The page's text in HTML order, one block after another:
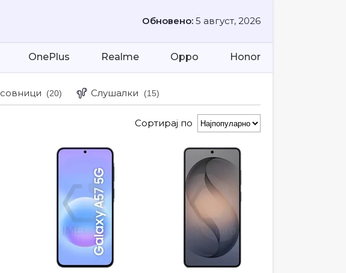
Обновено: 5 август, 2026
OnePlus Realme Oppo Honor
(20) Слушалки (15)
Сортирај по